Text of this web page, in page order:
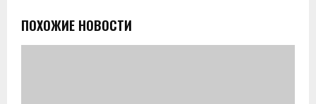
ПОХОЖИЕ НОВОСТИ